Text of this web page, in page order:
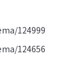
124999
124656